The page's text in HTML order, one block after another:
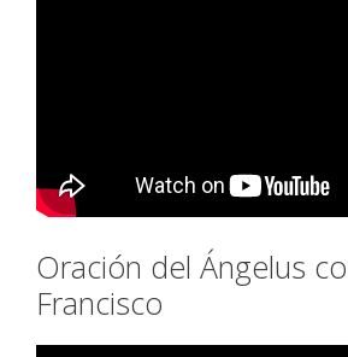
Oración del Ángelus
Francisco